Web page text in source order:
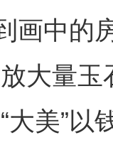
画中的
大量玉
大美”以